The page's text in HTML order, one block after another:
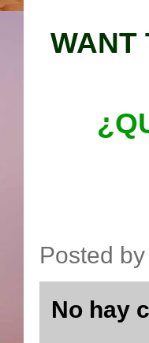
WANT
Posted by
No hay